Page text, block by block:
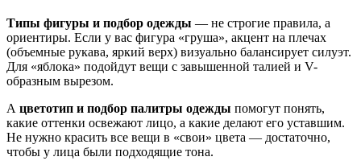
Типы фигуры и подбор одежды — не строгие правила, а
ориентиры. Если у вас фигура «груша», акцент на плечах
(объемные рукава, яркий верх) визуально балансирует силуэт.
Для «яблока» подойдут вещи с завышенной талией и V-
образным вырезом.
А цветотип и подбор палитры одежды помогут понять,
какие оттенки освежают лицо, а какие делают его уставшим.
Не нужно красить все вещи в «свои» цвета — достаточно,
чтобы у лица были подходящие тона.